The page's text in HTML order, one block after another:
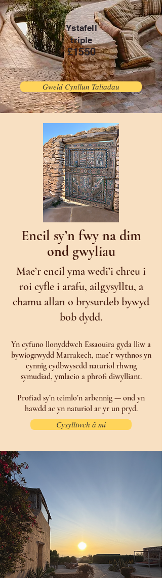
Ystafell
triple
£1550
Gweld Cynllun Taliadau
Encil sy’n fwy na dim
ond gwyliau
Mae’r encil yma wedi’i chreu i
roi cyfle i arafu, ailgysylltu, a
chamu allan o brysurdeb bywyd
bob dydd.
Yn cyfuno llonyddwch Essaouira gyda lliw a
bywiogrwydd Marrakech, mae’r wythnos yn
cynnig cydbwysedd naturiol rhwng
symudiad, ymlacio a phrofi diwylliant.
Profiad sy’n teimlo’n arbennig — ond yn
hawdd ac yn naturiol ar yr un pryd.
Cysylltwch â mi